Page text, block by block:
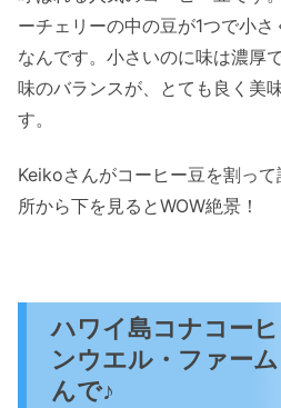
ーチェリーの中の豆が1つで小
なんです。小さいのに味は濃厚
味のバランスが、とても良く美
す。
Keikoさんがコーヒー豆を割っ
所から下を見るとWOW絶景！
ハワイ島コナコー
ンウエル・ファー
んで♪